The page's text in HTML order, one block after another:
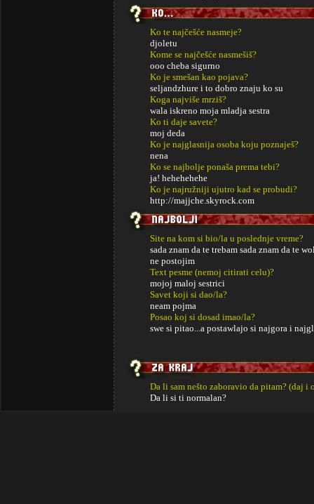
Ko te najčešće nasmeje?
djoletu
Kome se najčešće nasmešiš?
ooo cheba sigurno
Ko je smešan kao pojava?
seljandzhure i to dobro znaju ko su
Koga najviše mrziš?
wala iskreno moja mladja sestra
Ko ti daje savete?
moj deda
Ko je najglasnija osoba koju poznaješ?
nena
Ko se najbolje ponaša prema tebi?
ja! hehehehehe
Ko je najružniji ujutro kad se probudi?
http://majjche.skyrock.com
Site na kom si bio/la u poslednje vreme?
sada znam da te trebam sada znam da te
ne postojim
Text pesme (nemoj citirati celu)?
mojoj maloj sestrici
Savet koji si dao/la?
neam pojma
Posao koj si dosad imao/la?
swe si pitao...a postawlajo si najgora i
Da li sam nešto zaboravio da pitam? (daj i
Da li si ti normalan?